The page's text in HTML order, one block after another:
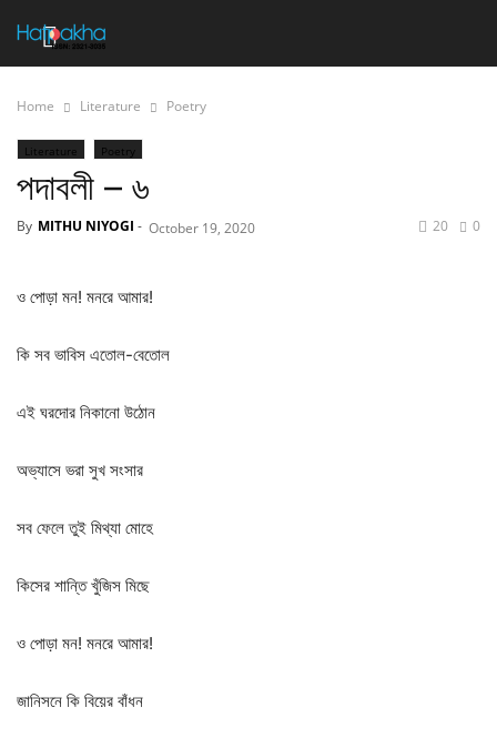
Home Literature Poetry
Literature Poetry
পদাবলী – ৬
By MITHU NIYOGI - October 19, 2020 0
20
ও পোড়া মন! মনরে আমার!
কি সব ভাবিস এতোল-বেতোল
এই ঘরদোর নিকানো উঠোন
অভ্যাসে ভরা সুখ সংসার
সব ফেলে তুই মিথ্যা মোহে
কিসের শান্তি খুঁজিস মিছে
ও পোড়া মন! মনরে আমার!
জানিসনে কি বিয়ের বাঁধন